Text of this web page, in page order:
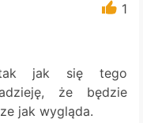
1
tak jak się tego
że będzie
jak wygląda.